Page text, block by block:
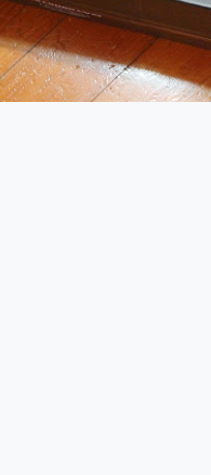
吸力與超好用的隱磁支架
moto g37 power上市，
5 Pro Max，有螢
Time，加碼愛奇藝黃金
MOLLY Limited Edition